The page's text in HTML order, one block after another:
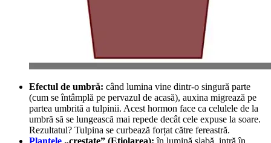
Efectul de umbră: când lumina vine dintr-o singură parte
(cum se întâmplă pe pervazul de acasă), auxina migrează pe
partea umbrită a tulpinii. Acest hormon face ca celulele de la
umbră să se lungească mai repede decât cele expuse la soare.
Rezultatul? Tulpina se curbează forțat către fereastră.
Plantele „crestate” (Etiolarea): în lumină slabă, intră în